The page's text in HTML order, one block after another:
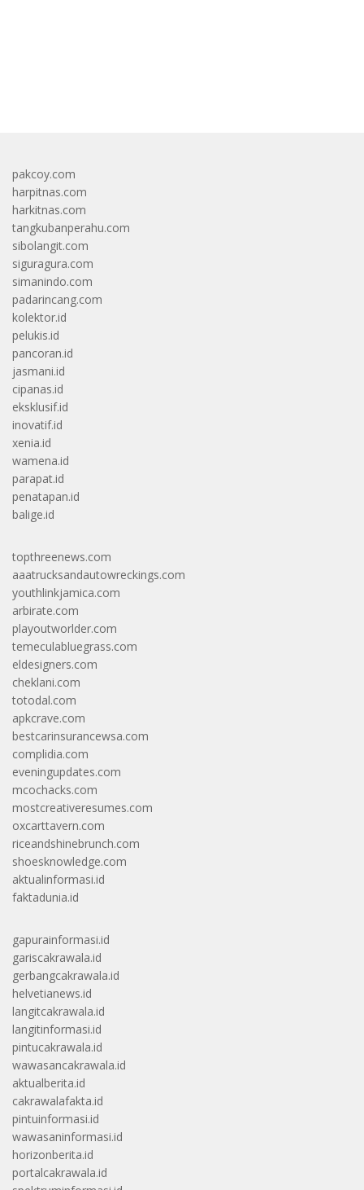
pakcoy.com
harpitnas.com
harkitnas.com
tangkubanperahu.com
sibolangit.com
siguragura.com
simanindo.com
padarincang.com
kolektor.id
pelukis.id
pancoran.id
jasmani.id
cipanas.id
eksklusif.id
inovatif.id
xenia.id
wamena.id
parapat.id
penatapan.id
balige.id
topthreenews.com
aaatrucksandautowreckings.com
youthlinkjamica.com
arbirate.com
playoutworlder.com
temeculabluegrass.com
eldesigners.com
cheklani.com
totodal.com
apkcrave.com
bestcarinsurancewsa.com
complidia.com
eveningupdates.com
mcochacks.com
mostcreativeresumes.com
oxcarttavern.com
riceandshinebrunch.com
shoesknowledge.com
aktualinformasi.id
faktadunia.id
gapurainformasi.id
gariscakrawala.id
gerbangcakrawala.id
helvetianews.id
langitcakrawala.id
langitinformasi.id
pintucakrawala.id
wawasancakrawala.id
aktualberita.id
cakrawalafakta.id
pintuinformasi.id
wawasaninformasi.id
horizonberita.id
portalcakrawala.id